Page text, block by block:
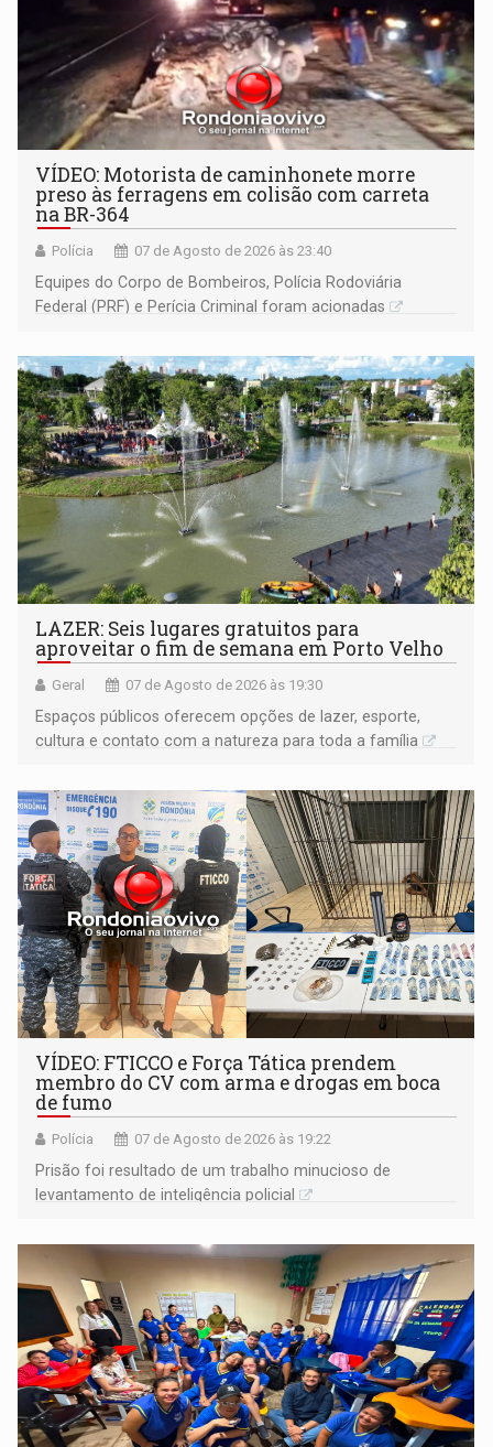
VÍDEO: Motorista de caminhonete morre
preso às ferragens em colisão com carreta
na BR-364
Polícia 07 de Agosto de 2026 às 23:40
Equipes do Corpo de Bombeiros, Polícia Rodoviária
Federal (PRF) e Perícia Criminal foram acionadas
LAZER: Seis lugares gratuitos para
aproveitar o fim de semana em Porto Velho
Geral 07 de Agosto de 2026 às 19:30
Espaços públicos oferecem opções de lazer, esporte,
cultura e contato com a natureza para toda a família
VÍDEO: FTICCO e Força Tática prendem
membro do CV com arma e drogas em boca
de fumo
Polícia 07 de Agosto de 2026 às 19:22
Prisão foi resultado de um trabalho minucioso de
levantamento de inteligência policial